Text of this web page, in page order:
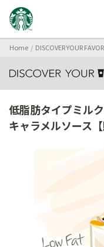
Home DISCOVER YOUR
低脂肪タイプミル
キャラメルソース【